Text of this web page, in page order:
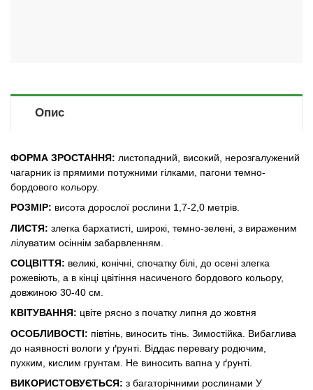
Опис
ФОРМА ЗРОСТАННЯ: листопадний, високий, нерозгалужений
чагарник із прямими потужними гілками, пагони темно-
бордового кольору.
РОЗМІР: висота дорослої рослини 1,7-2,0 метрів.
ЛИСТЯ: злегка бархатисті, широкі, темно-зелені, з вираженим
лілуватим осіннім забарвленням.
СОЦВІТТЯ: великі, конічні, спочатку білі, до осені злегка
рожевіють, а в кінці цвітіння насиченого бордового кольору,
довжиною 30-40 см.
КВІТУВАННЯ: цвіте рясно з початку липня до жовтня
ОСОБЛИВОСТІ: півтінь, виносить тінь. Зимостійка. Вибаглива
до наявності вологи у ґрунті. Віддає перевагу родючим,
пухким, кислим грунтам. Не виносить вапна у ґрунті.
ВИКОРИСТОВУЄТЬСЯ: з багаторічними рослинами У